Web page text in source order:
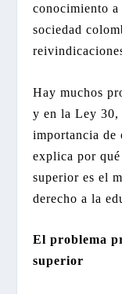
conocimiento a
sociedad
Hay muchos
y en la Ley 30,
importancia de
explica por
superior es el
derecho a la
El problema
superior